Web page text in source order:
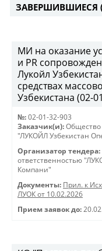
ЗАВЕРШИВШИЕСЯ
МИ на оказание
и PR
Лукойл
средствах
Узбекистана (02-
№: 02-01-32-903
Заказчик(и): Общество
"ЛУКОЙЛ Узбекистан
Организатор тендера:
ответственностью
Компани"
Документы: Прил. к
ЛУОК от 10.02.2026
Прием заявок до: